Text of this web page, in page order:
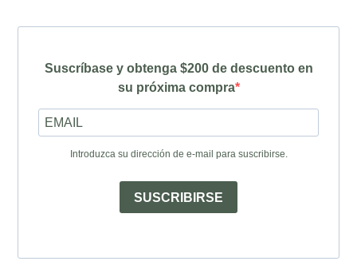
Suscríbase y obtenga $200 de descuento en
su próxima compra
Introduzca su dirección de e-mail para suscribirse.
SUSCRIBIRSE